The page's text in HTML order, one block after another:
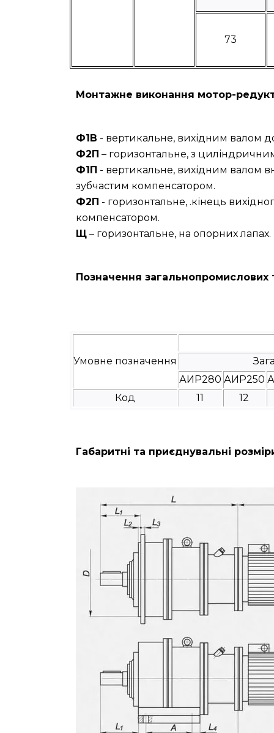
73
Монтажне виконання мотор-
Ф1В - вертикальне, вихідним валом
Ф2П – горизонтальне, з
Ф1П - вертикальне, вихідним валом
зубчастим компенсатором.
Ф2П - горизонтальне, .кінець
компенсатором.
Щ– горизонтальне, на опорних лапах.
Позначення загальнопромислових
Умовне позначення
АИР280 АИР250
Код
11 12
Габаритні та приєднувальні